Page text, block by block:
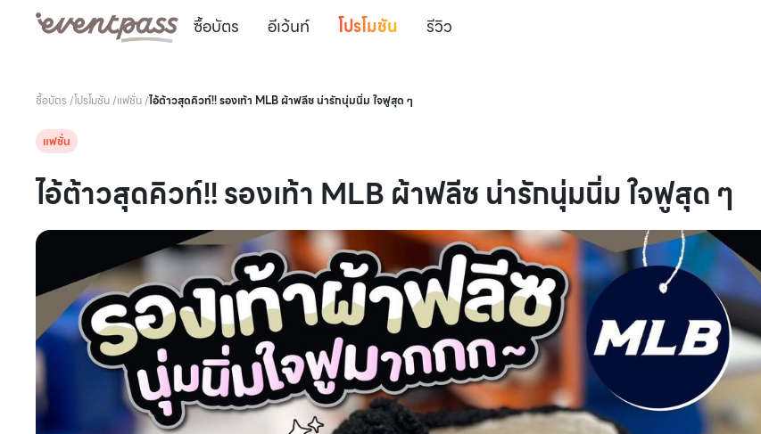
ซื้อบัตร อีเว้นท์ โปรโมชัน รีวิว
ซื้อบัตร /โปรโมชัน/แฟชั่น/ไอ้ต้าวสุดคิวท์!! รองเท้า MLB ผ้าฟลีซ น่ารักนุ่มนิ่ม ใจฟูสุด ๆ
แฟชั่น
ไอ้ต้าวสุดคิวท์!! รองเท้า MLB ผ้าฟลีซ น่ารักนุ่มนิ่ม ใจฟูสุด ๆ